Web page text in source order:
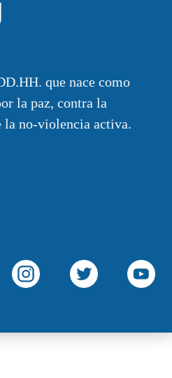
que nace como
la paz, contra la
la no-violencia activa.